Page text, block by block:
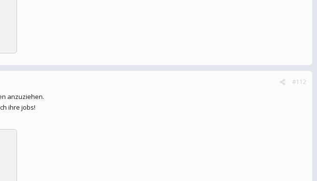
#112
anzuziehen.
ihre jobs!